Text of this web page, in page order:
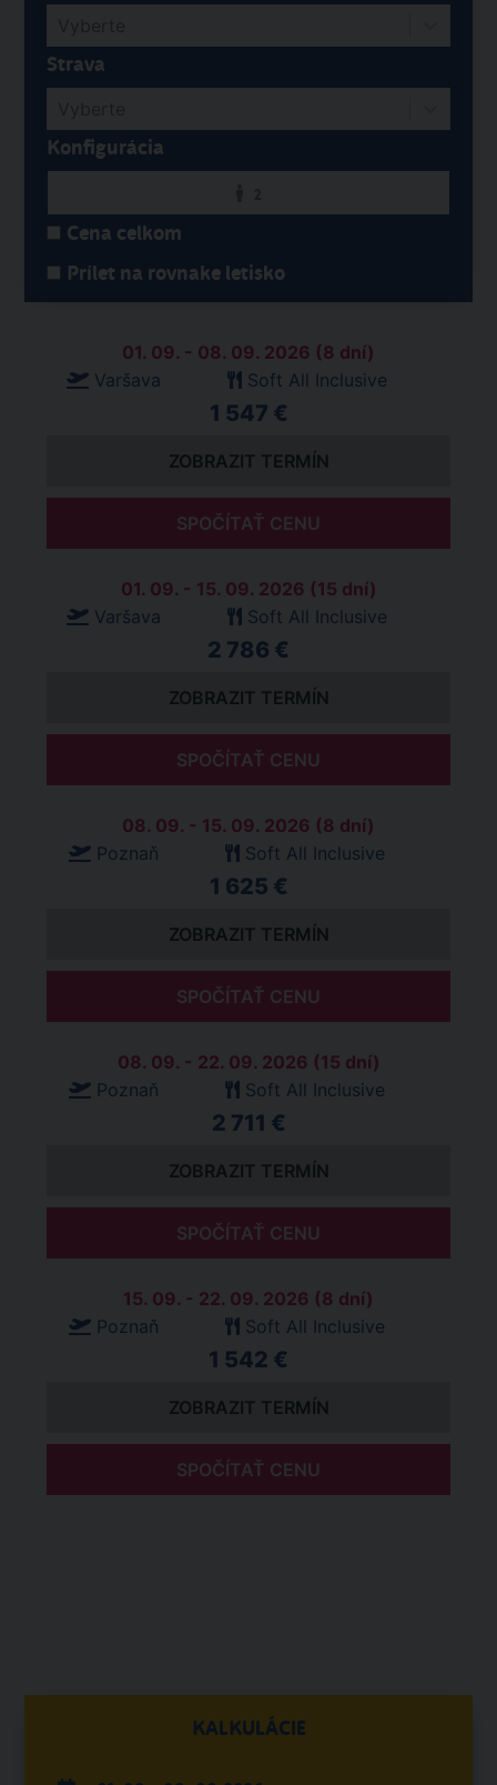
Strava
Konfigurácia
Cena celkom
Prílet na rovnake letisko
01. 09. - 08. 09. 2026 (8 dní)
Varšava
Soft All Inclusive
1 547 €
ZOBRAZIT TERMÍN
SPOČÍTAŤ CENU
01. 09. - 15. 09. 2026 (15 dní)
Varšava
Soft All Inclusive
2 786 €
ZOBRAZIT TERMÍN
SPOČÍTAŤ CENU
08. 09. - 15. 09. 2026 (8 dní)
Poznaň
Soft All Inclusive
1 625 €
ZOBRAZIT TERMÍN
SPOČÍTAŤ CENU
08. 09. - 22. 09. 2026 (15 dní)
Poznaň
Soft All Inclusive
2 711 €
ZOBRAZIT TERMÍN
SPOČÍTAŤ CENU
15. 09. - 22. 09. 2026 (8 dní)
Poznaň
Soft All Inclusive
1 542 €
ZOBRAZIT TERMÍN
SPOČÍTAŤ CENU
KALKULÁCIE